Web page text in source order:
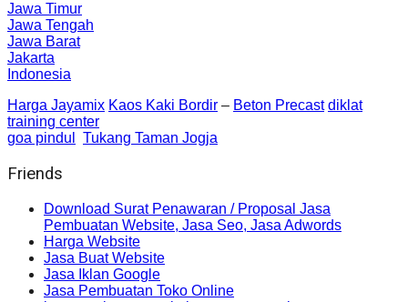
Jawa Timur
Jawa Tengah
Jawa Barat
Jakarta
Indonesia
Harga Jayamix Kaos Kaki Bordir – Beton Precast diklat
training center
goa pindul
Tukang Taman Jogja
Friends
Download Surat Penawaran / Proposal Jasa
Pembuatan Website, Jasa Seo, Jasa Adwords
Harga Website
Jasa Buat Website
Jasa Iklan Google
Jasa Pembuatan Toko Online